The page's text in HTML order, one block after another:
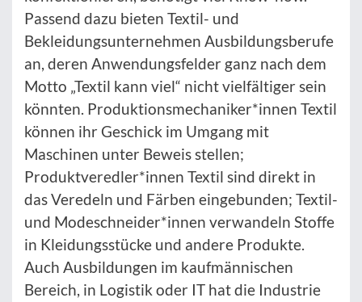
Passend dazu bieten Textil- und
Bekleidungsunternehmen Ausbildungsberufe
an, deren Anwendungsfelder ganz nach dem
Motto „Textil kann viel“ nicht vielfältiger sein
könnten. Produktionsmechaniker*innen Textil
können ihr Geschick im Umgang mit
Maschinen unter Beweis stellen;
Produktveredler*innen Textil sind direkt in
das Veredeln und Färben eingebunden; Textil-
und Modeschneider*innen verwandeln Stoffe
in Kleidungsstücke und andere Produkte.
Auch Ausbildungen im kaufmännischen
Bereich, in Logistik oder IT hat die Industrie